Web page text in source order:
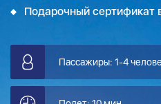
Подарочный сертификат
Пассажиры: 1-4